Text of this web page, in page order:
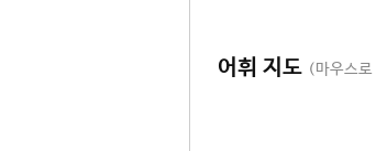
어휘 지도 (마우스